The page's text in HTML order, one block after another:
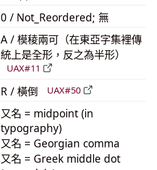
0 / Not_Reordered; 無
A / 模稜兩可（在東亞字集裡傳
統上是全形，反之為半形）
UAX#11
R / 橫倒 UAX#50
又名 = midpoint (in
typography)
又名 = Georgian comma
又名 = Greek middle dot